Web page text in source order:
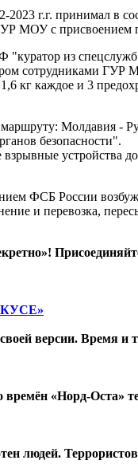
г.г. принимал в
МОУ с
"куратор из
сотрудниками ГУР
кг каждое и 3
Молдавия -
безопасности".
устройства
ФСБ России
и перевозка,
версии. Время и
«Норд-Оста»
людей. Террористов